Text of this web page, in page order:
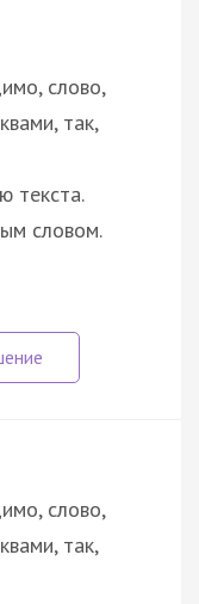
слово,
так,
текста.
словом.
слово,
так,